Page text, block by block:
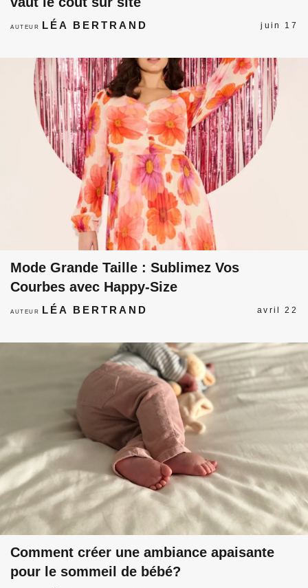
AUTEUR LÉA BERTRAND juin 17
Mode Grande Taille : Sublimez Vos
Courbes avec Happy-Size
AUTEUR LÉA BERTRAND avril 22
Comment créer une ambiance apaisante
pour le sommeil de bébé?